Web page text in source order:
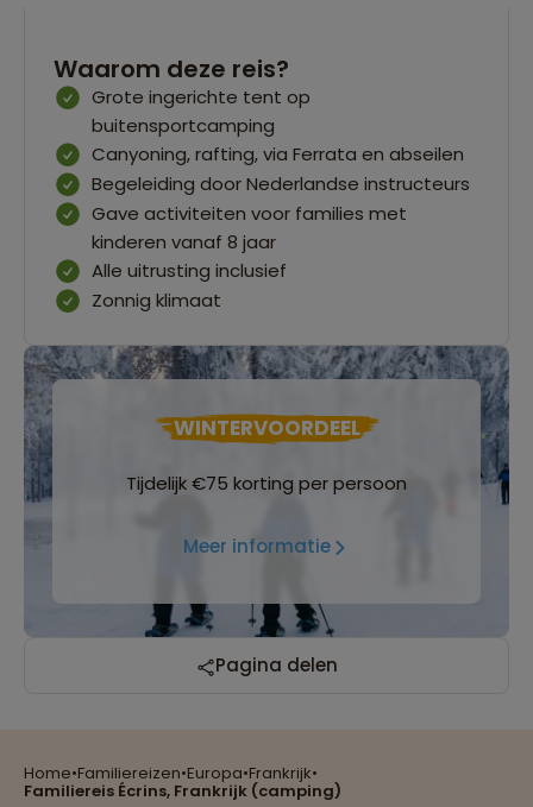
Home•Familiereizen•Europa•Frankrijk•
Familiereis Écrins, Frankrijk (camping)
Waarom deze reis?
Grote ingerichte tent op
buitensportcamping
Canyoning, rafting, via Ferrata en abseilen
Begeleiding door Nederlandse instructeurs
Gave activiteiten voor families met
kinderen vanaf 8 jaar
Alle uitrusting inclusief
Zonnig klimaat
WINTERVOORDEEL
Tijdelijk €75 korting per persoon
Meer informatie
Pagina delen
Reizen met oog voor mens, cultuur en milieu
Groepsreizen mét indivuele vrijheid